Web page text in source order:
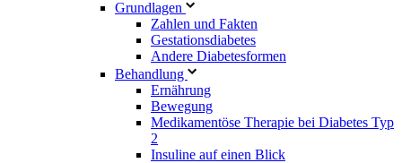
Grundlagen
Zahlen und Fakten
Gestationsdiabetes
Andere Diabetesformen
Behandlung
Ernährung
Bewegung
Medikamentöse Therapie bei Diabetes Typ
2
Insuline auf einen Blick